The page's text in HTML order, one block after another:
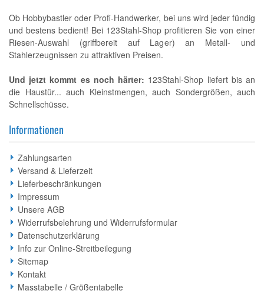
Ob Hobbybastler oder Profi-Handwerker, bei uns wird jeder fündig
und bestens bedient! Bei 123Stahl-Shop profitieren Sie von einer
Riesen-Auswahl (griffbereit auf Lager) an Metall- und
Stahlerzeugnissen zu attraktiven Preisen.
Und jetzt kommt es noch härter: 123Stahl-Shop liefert bis an
die Haustür... auch Kleinstmengen, auch Sondergrößen, auch
Schnellschüsse.
Informationen
Zahlungsarten
Versand & Lieferzeit
Lieferbeschränkungen
Impressum
Unsere AGB
Widerrufsbelehrung und Widerrufsformular
Datenschutzerklärung
Info zur Online-Streitbeilegung
Sitemap
Kontakt
Masstabelle / Größentabelle